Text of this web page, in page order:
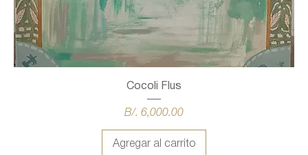
Cocoli Flus
Precio
B/. 6,000.00
Agregar al carrito